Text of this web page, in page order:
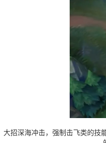
大招深海冲击，强制击飞类的技